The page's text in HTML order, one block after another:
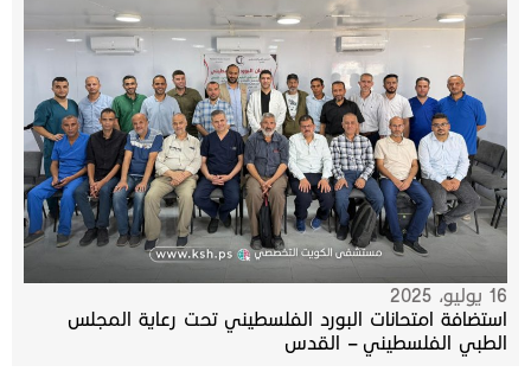
16 يوليو، 2025
استضافة امتحانات البورد الفلسطيني تحت رعاية المجلس
الطبي الفلسطيني – القدس